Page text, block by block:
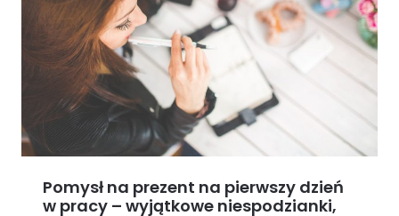
Pomysł na prezent na pierwszy dzień
w pracy – wyjątkowe niespodzianki,